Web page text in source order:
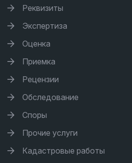
Реквизиты
Экспертиза
Оценка
Приемка
Рецензии
Обследование
Споры
Прочие услуги
Кадастровые работы